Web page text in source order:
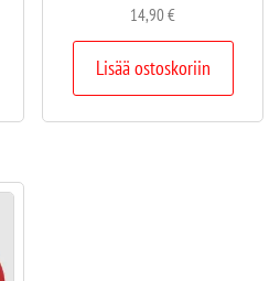
14,90€
Lisää ostoskoriin